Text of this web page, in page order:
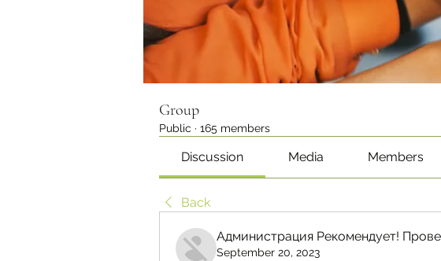
Group
Public · 165 members
Discussion Media Members
Back
Администрация Рекомендует!
September 20, 2023